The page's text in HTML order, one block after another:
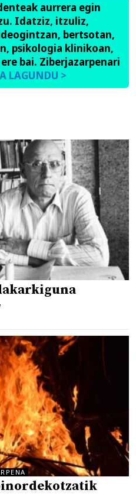
aurrera egin
Idatziz, itzuliz,
bertsotan,
psikologia klinikoan,
bai. Ziberjazarpenari
LAGUNDU >